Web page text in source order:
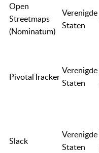
Open
Streetmaps
(Nominatum)
Verenigde
Staten
PivotalTracker
Verenigde
Staten
Slack
Verenigde
Staten